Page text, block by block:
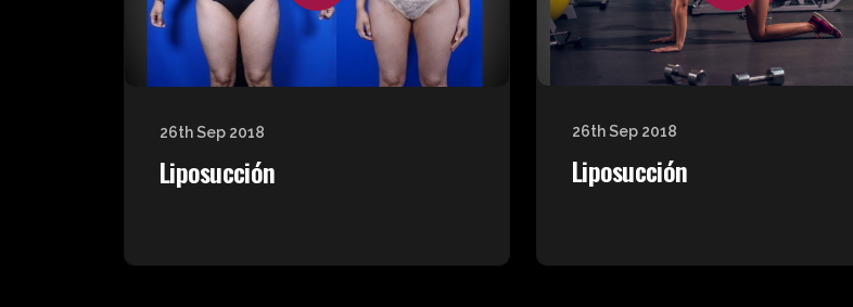
26th Sep 2018
Liposucción
26th Sep 2018
Liposucción